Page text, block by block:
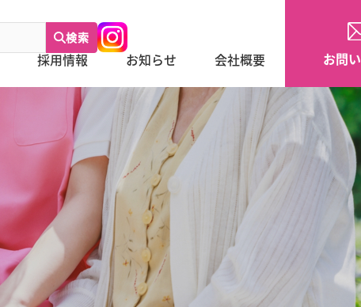
検索
採用情報 お知らせ 会社概要 お問